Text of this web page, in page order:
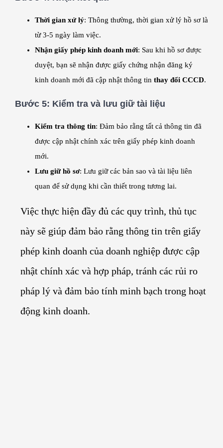
Thời gian xử lý: Thông thường, thời gian xử lý hồ sơ là
từ 3-5 ngày làm việc.
Nhận giấy phép kinh doanh mới: Sau khi hồ sơ được
duyệt, bạn sẽ nhận được giấy chứng nhận đăng ký
kinh doanh mới đã cập nhật thông tin thay đổi CCCD.
Bước 5: Kiểm tra và lưu giữ tài liệu
Kiểm tra thông tin: Đảm bảo rằng tất cả thông tin đã
được cập nhật chính xác trên giấy phép kinh doanh
mới.
Lưu giữ hồ sơ: Lưu giữ các bản sao và tài liệu liên
quan để sử dụng khi cần thiết trong tương lai.
Việc thực hiện đầy đủ các quy trình, thủ tục
này sẽ giúp đảm bảo rằng thông tin trên giấy
phép kinh doanh của doanh nghiệp được cập
nhật chính xác và hợp pháp, tránh các rủi ro
pháp lý và đảm bảo tính minh bạch trong hoạt
động kinh doanh.